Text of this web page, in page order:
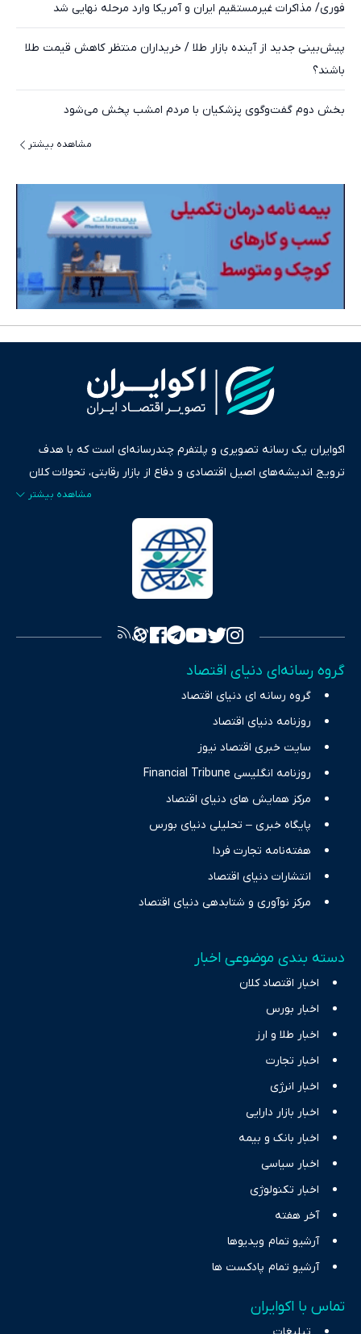
فوری/ مذاکرات غیرمستقیم ایران و آمریکا وارد مرحله نهایی شد
پیش‌بینی جدید از آینده بازار طلا / خریداران منتظر کاهش قیمت طلا
باشند؟
بخش دوم گفت‌وگوی پزشکیان با مردم امشب پخش می‌شود
مشاهده بیشتر
اکوایران یک رسانه تصویری و پلتفرم چندرسانه‌ای است که با هدف
ترویج اندیشه‌های اصیل اقتصادی و دفاع از بازار رقابتی، تحولات کلان
ایران و جهان را در قالب‌های ویدیو، پادکست، متن و گزارش‌های تحلیلی
پایش می‌کند. این رسانه به عنوان منبعی دقیق و قابل اعتماد، فراتر از
اطلاع‌رسانی صرف، به تبیین سیاست‌ها و کارکردهای بازارهای مالی،
سرمایه‌گذاری، تجارت و حوزه‌های نوظهور می‌پردازد. اکوایران با پایبندی
به اصول «انصاف، امانت و صداقت»، بستری برای انعکاس آراء متنوع
تصویری شفاف از واقعیت‌های اقتصادی ارائه دهد. ما در اکوایران با
چالش‌های فقر و بیکاری را جست‌وجو کرده و در کنار تحلیل آمارها،
نیازهای خبری مخاطبان در حوزه‌های اثرگذار بر اقتصاد را با رویکردی
حرفه‌ای و روزآمد پوشش می‌دهیم.
گروه رسانه‌ای دنیای اقتصاد
گروه رسانه ای دنیای اقتصاد
روزنامه دنیای اقتصاد
سایت خبری اقتصاد نیوز
روزنامه انگلیسی Financial Tribune
مرکز همایش های دنیای اقتصاد
پایگاه خبری – تحلیلی دنیای بورس
هفته‌نامه تجارت فردا
انتشارات دنیای اقتصاد
مرکز نوآوری و شتابدهی دنیای اقتصاد
دسته بندی موضوعی اخبار
اخبار اقتصاد کلان
اخبار بورس
اخبار طلا و ارز
اخبار تجارت
اخبار انرژی
اخبار بازار دارایی
اخبار بانک و بیمه
اخبار سیاسی
اخبار تکنولوژی
آخر هفته
آرشیو تمام ویدیوها
آرشیو تمام پادکست ها
تماس با اکوایران